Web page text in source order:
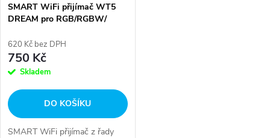
SMART WiFi přijímač WT5
DREAM pro RGB/RGBW/
5*3A, TUYA App
620 Kč bez DPH
750 Kč
Skladem
DO KOŠÍKU
SMART WiFi přijímač z řady